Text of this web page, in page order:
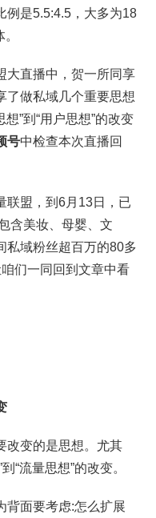
例是5.5:4.5，大多为18
大直播中，贺一所同享
了做私域几个重要思想
”到“用户思想”的改变
号中检查本次直播回
联盟，到6月13日，已
含美妆、母婴、文
私域粉丝超百万的80多
们一同回到文章中看
改变的是思想。尤其
“流量思想”的改变。
背面要考虑:怎么扩展